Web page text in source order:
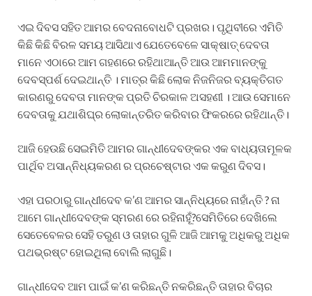
ଏଇ ଦିବସ ସହିତ ଆମର ବେଦନାବୋଧଟି ପ୍ରଖର। ପୃଥିବୀରେ ଏମିତି
କିଛି କିଛି ବିରଳ ସମୟ ଆସିଥାଏ ଯେତେବେଳେ ସାକ୍ଷାତ୍ ଦେବତା
ମାନେ ଏଠାରେ ଆମ ଗହଣରେ ରହିଥାଆନ୍ତି ଆଉ ଆମମାନଙ୍କୁ
ଦେବସ୍ପର୍ଶ ଦେଇଥାନ୍ତି । ମାତ୍ର କିଛି ଲୋକ ନିଜନିଜର ବ୍ୟକ୍ତିଗତ
କାରଣରୁ ଦେବତା ମାନଙ୍କ ପ୍ରତି ଚିରକାଳ ଅସହଣୀ । ଆଉ ସେମାନେ
ଦେବତାକୁ ଯଥାଶିଘ୍ର ଲୋକାନ୍ତରିତ କରିବାର ଫିକରରେ ରହିଥାନ୍ତି।
ଆଜି ହେଉଛି ସେଇମିତି ଆମର ଗାନ୍ଧୀଦେବଙ୍କର ଏକ ବାଧ୍ୟତାମୂଳକ
ପାର୍ଥିବ ଅସାନ୍ନିଧ୍ୟକରଣ ର ପ୍ରଚେଷ୍ଟାର ଏକ କରୁଣ ଦିବସ।
ଏହା ପରଠାରୁ ଗାନ୍ଧୀଦେବ କ’ଣ ଆମର ସାନ୍ନିଧ୍ୟରେ ନାହାଁନ୍ତି ? ନା
ଆମେ ଗାନ୍ଧୀଦେବଙ୍କ ସ୍ମରଣ ରେ ରହିନାହୂଁ?ସେମିତିରେ ଦେଖିଲେ
ସେତେବେଳର ସେହି ତରୁଣ ଓ ତାହାର ଗୁଳି ଆଜି ଆମକୁ ଅଧିକରୁ ଅଧିକ
ପଥଭ୍ରଷ୍ଟ ହୋଇଥିଲା ବୋଲି ଲାଗୁଛି।
ଗାନ୍ଧୀଦେବ ଆମ ପାଇଁ କ’ଣ କରିଛନ୍ତି ନକରିଛନ୍ତି ତାହାର ବିଚାର